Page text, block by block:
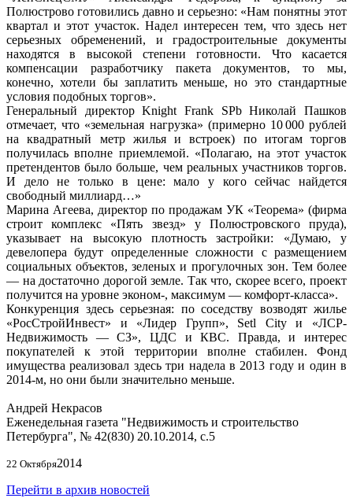
Полюстрово готовились давно и серьезно: «Нам понятны этот
квартал и этот участок. Надел интересен тем, что здесь нет
серьезных обременений, и градостроительные документы
находятся в высокой степени готовности. Что касается
компенсации разработчику пакета документов, то мы,
конечно, хотели бы заплатить меньше, но это стандартные
условия подобных торгов».
Генеральный директор Knight Frank SPb Николай Пашков
отмечает, что «земельная нагрузка» (примерно 10 000 рублей
на квадратный метр жилья и встроек) по итогам торгов
получилась вполне приемлемой. «Полагаю, на этот участок
претендентов было больше, чем реальных участников торгов.
И дело не только в цене: мало у кого сейчас найдется
свободный миллиард…»
Марина Агеева, директор по продажам УК «Теорема» (фирма
строит комплекс «Пять звезд» у Полюстровского пруда),
указывает на высокую плотность застройки: «Думаю, у
девелопера будут определенные сложности с размещением
социальных объектов, зеленых и прогулочных зон. Тем более
— на достаточно дорогой земле. Так что, скорее всего, проект
получится на уровне эконом-, максимум — комфорт-класса».
Конкуренция здесь серьезная: по соседству возводят жилье
«РосСтройИнвест» и «Лидер Групп», Setl City и «ЛСР-
Недвижимость — СЗ», ЦДС и КВС. Правда, и интерес
покупателей к этой территории вполне стабилен. Фонд
имущества реализовал здесь три надела в 2013 году и один в
2014‑м, но они были значительно меньше.
Андрей Некрасов
Еженедельная газета "Недвижимость и строительство
Петербурга", № 42(830) 20.10.2014, c.5
22 Октября2014
Перейти в архив новостей